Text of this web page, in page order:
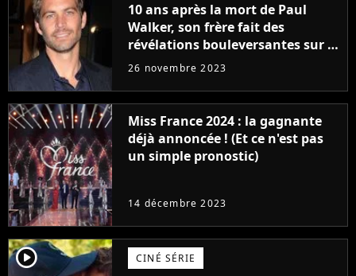
10 ans après la mort de Paul
Walker, son frère fait des
révélations bouleversantes sur la
réaction des acteurs de Fast and
26 novembre 2023
Miss France 2024 : la gagnante
déjà annoncée ! (Et ce n'est pas
un simple pronostic)
14 décembre 2023
player2 CINÉ SÉRIE